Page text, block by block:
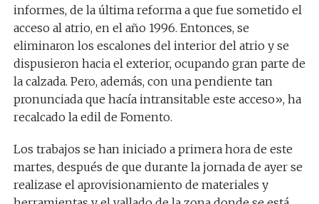
informes, de la última reforma a que fue sometido el
acceso al atrio, en el año 1996. Entonces, se
eliminaron los escalones del interior del atrio y se
dispusieron hacia el exterior, ocupando gran parte de
la calzada. Pero, además, con una pendiente tan
pronunciada que hacía intransitable este acceso», ha
recalcado la edil de Fomento.
Los trabajos se han iniciado a primera hora de este
martes, después de que durante la jornada de ayer se
realizase el aprovisionamiento de materiales y